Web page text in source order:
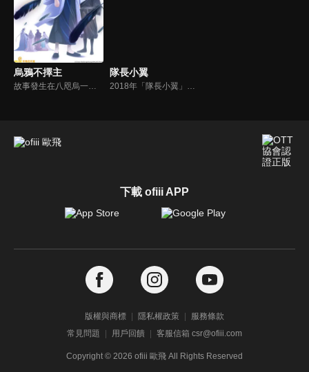
烏鴉不擇主
故事發生在八咫烏一族所居住的異世界「山內」。 一名八咫烏的少年雪哉，開始服侍外表俊美，個性卻十分奇特的皇太子， 卻因此被捲入有關爭奪日嗣之子身分的陰謀漩渦當中──
隊長小翼
2018年「隊長小翼」將再度讓世界沸騰！本作描述轉學進入南葛小學的天才足球少年大空翼，在與若林源三、日向小次郎等來自全國的對手們的戰鬥中，逐漸成長蛻變為獨當一面的足球運動員。
下載 ofiii APP
版權與商標 隱私權政策
服務條款
常見問題
用戶回饋 客服信箱 csr@ofiii.com
Copyright © 2026 ofiii 歐飛 All Rights Reserved